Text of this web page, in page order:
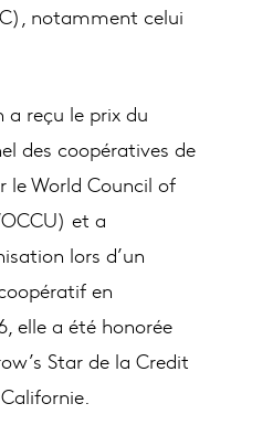
notamment celui
a reçu le prix du
des coopératives de
le World Council of
et a
lors d’un
en
elle a été honorée
Star de la Credit